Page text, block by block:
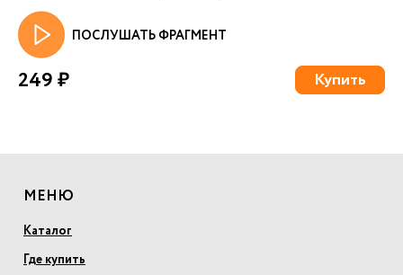
ПОСЛУШАТЬ ФРАГМЕНТ
249 ₽ Купить
МЕНЮ
Каталог
Где купить